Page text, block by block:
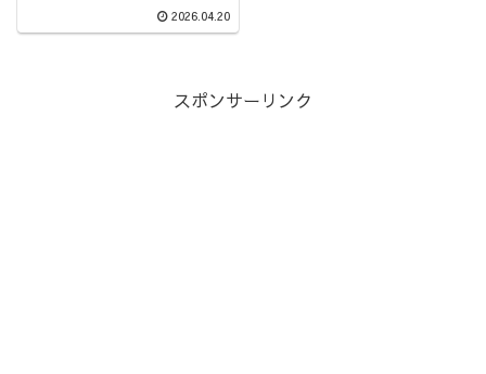
2026.04.20
スポンサーリンク